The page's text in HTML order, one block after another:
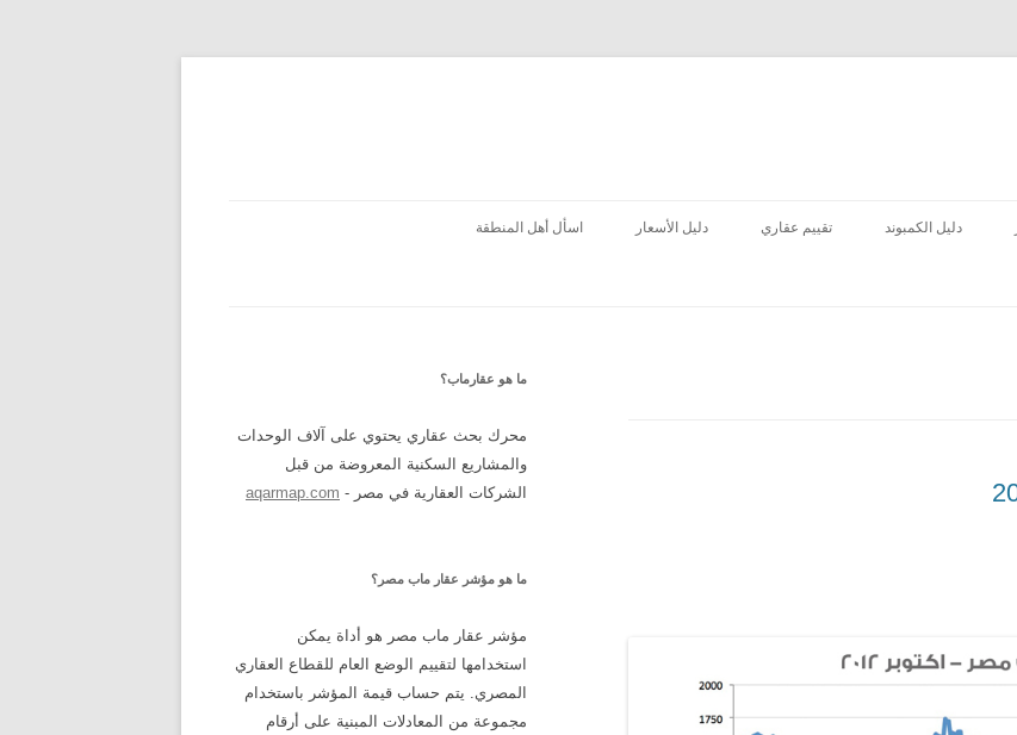
إلى
المحتوى
دليل الكمبوند تقييم عقاري دليل الأسعار اسأل أهل المنطقة
ما هو عقارماب؟
محرك بحث عقاري يحتوي على آلاف الوحدات
والمشاريع السكنية المعروضة من قبل
الشركات العقارية في مصر - aqarmap.com
ما هو مؤشر عقار ماب مصر؟
مؤشر عقار ماب مصر هو أداة يمكن
استخدامها لتقييم الوضع العام للقطاع العقاري
المصري. يتم حساب قيمة المؤشر باستخدام
مجموعة من المعادلات المبنية على أرقام